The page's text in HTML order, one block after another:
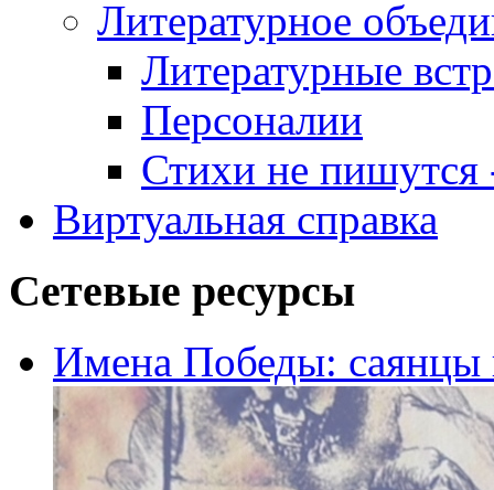
Литературное
Литературные
Персоналии
Стихи не пишутся
Виртуальная справка
Сетевые ресурсы
Имена Победы: саянцы